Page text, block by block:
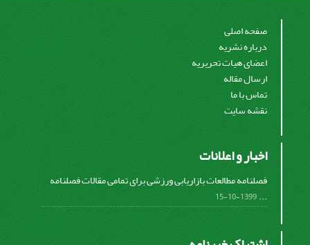
صفحه اصلی
درباره نشریه
اعضای هیات تحریریه
ارسال مقاله
تماس با ما
نقشه سایت
اخبار و اعلانات
فصلنامه مطالعات بازاریابی ورزشی برای تمامی مقالات فصلنامه
...
1399-10-15